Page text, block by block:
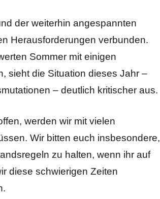
der weiterhin angespannten
Herausforderungen verbunden.
Sommer mit einigen
sieht die Situation dieses Jahr –
– deutlich kritischer aus.
werden wir mit vielen
Wir bitten euch insbesondere,
zu halten, wenn ihr auf
diese schwierigen Zeiten